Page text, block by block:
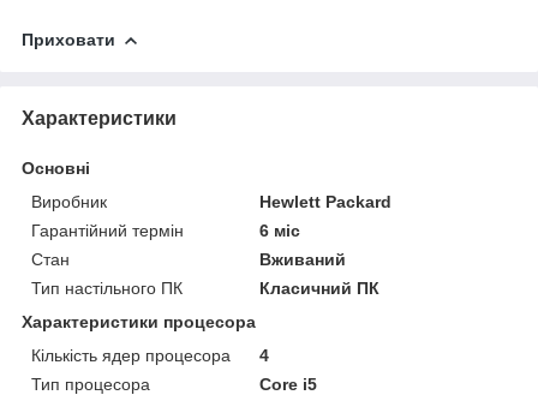
Приховати
Характеристики
Основні
Виробник
Hewlett Packard
Гарантійний термін
6 міс
Стан
Вживаний
Тип настільного ПК
Класичний ПК
Характеристики процесора
Кількість ядер процесора
4
Тип процесора
Core i5